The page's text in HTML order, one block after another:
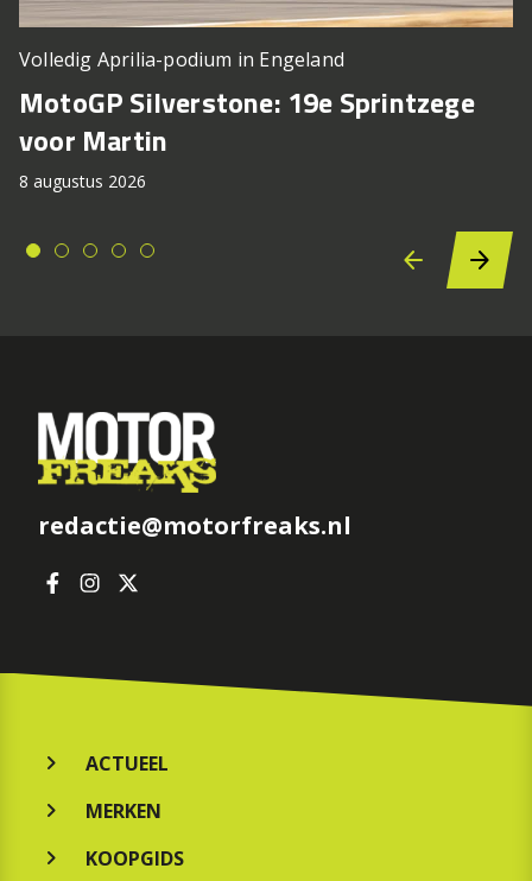
Volledig Aprilia-podium in Engeland
MotoGP Silverstone: 19e Sprintzege
voor Martin
8 augustus 2026
redactie@motorfreaks.nl
ACTUEEL
MERKEN
KOOPGIDS